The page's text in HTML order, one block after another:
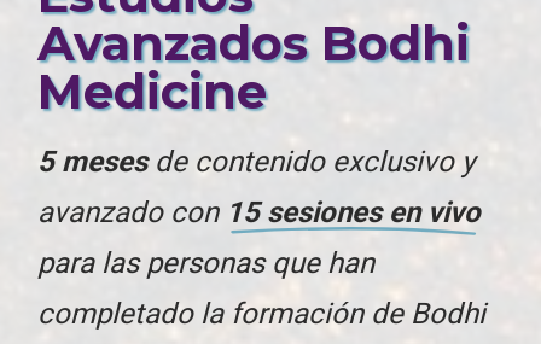
Avanzados Bodhi
Medicine
5 mesesde contenido exclusivo y
avanzado con 15 sesiones en vivo
para las personas que han
completado la formación de Bodhi